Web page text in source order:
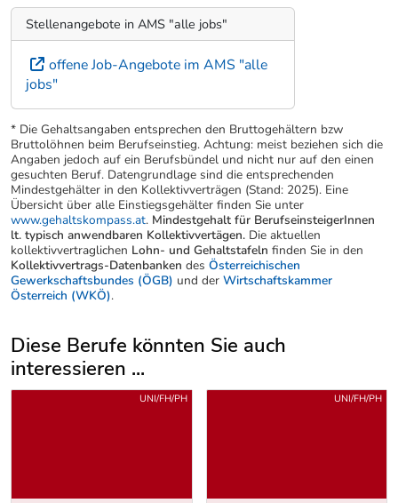
Stellenangebote in AMS "alle jobs"
offene Job-Angebote im AMS "alle
jobs"
* Die Gehaltsangaben entsprechen den Bruttogehältern bzw
Bruttolöhnen beim Berufseinstieg. Achtung: meist beziehen sich die
Angaben jedoch auf ein Berufsbündel und nicht nur auf den einen
gesuchten Beruf. Datengrundlage sind die entsprechenden
Mindestgehälter in den Kollektivverträgen (Stand: 2025). Eine
Übersicht über alle Einstiegsgehälter finden Sie unter
www.gehaltskompass.at. Mindestgehalt für BerufseinsteigerInnen
lt. typisch anwendbaren Kollektivvertägen. Die aktuellen
kollektivvertraglichen Lohn- und Gehaltstafeln finden Sie in den
Kollektivvertrags-Datenbanken des Österreichischen
Gewerkschaftsbundes (ÖGB) und der Wirtschaftskammer
Österreich (WKÖ).
Diese Berufe könnten Sie auch
interessieren ...
Uber weitere Berufsvorschläge
UNI/FH/PH UNI/FH/PH